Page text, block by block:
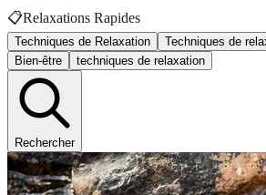
📋Relaxations Rapides
Techniques de Relaxation Techniques de
Bien-être
techniques de relaxation
Rechercher